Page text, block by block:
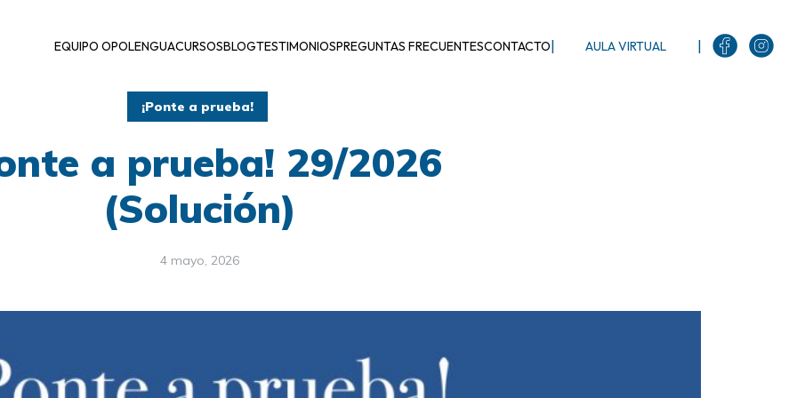
EQUIPO OPOLENGUACURSOSBLOGTESTIMONIOSPREGUNTAS FRECUENTESCONTACTO| AULA VIRTUAL |
¡Ponte a prueba!
a prueba! 29/2026
(Solución)
4 mayo, 2026